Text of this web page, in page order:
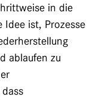
in die
Idee ist, Prozesse
ablaufen zu